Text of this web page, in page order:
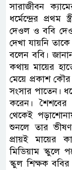
সারাজীবন
ধর্মেন্দ্রের
দেওল ও ববি
দেখা যায়নি
বলেন ববি।
কথায় মায়ের
মেয়ে প্রকাশ
সংসার পাতেন।
করেন। শৈশবের
থেকেই
শুনলে তার ভীষণ
প্রায়ই মায়ের
মিডিয়াম স্কুলে
স্কুল শিক্ষক ববির